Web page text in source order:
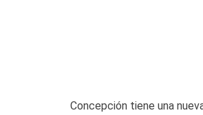
Concepción tiene una